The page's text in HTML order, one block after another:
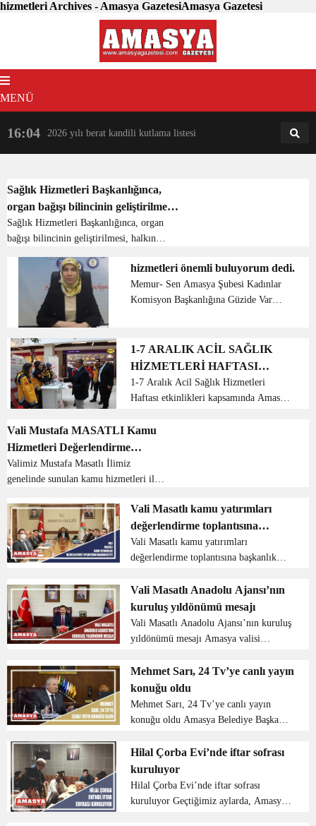
hizmetleri Archives - Amasya GazetesiAmasya Gazetesi
MENÜ
16:04 2026 yılı berat kandili kutlama listesi 18:31
Sağlık Hizmetleri Başkanlığınca,
organ bağışı bilincinin geliştirilmesi,
halkın organ ve doku bağışı
konusunda teşvik edilmesi amacıyla
bilgilendirme eğitimleri verilmeye
devam ediyor.
Sağlık Hizmetleri Başkanlığınca, organ
bağışı bilincinin geliştirilmesi, halkın
edilmesi amacıyla bilgilendirme
eğitimleri verilmeye devam ediyor.
Amasya İl Sağlı...
hizmetleri önemli buluyorum dedi.
Memur- Sen Amasya Şubesi Kadınlar
Komisyon Başkanlığına Güzide Var
katılımıyla 27.03.2023 tarihinde yapılan
toplantıda Amasya Şubesi Memu...
1-7 ARALIK ACİL SAĞLIK
HİZMETLERİ HAFTASI
ETKİNLİKLERİ
1-7 Aralık Acil Sağlık Hizmetleri
Haftası etkinlikleri kapsamında Amasya
açılışını İl Sağlık Müdürü Dr. Dursun
Vali Mustafa MASATLI Kamu
Hizmetleri Değerlendirme
Toplantısına Başkanlık Etti
Valimiz Mustafa Masatlı İlimiz
genelinde sunulan kamu hizmetleri ile
değerlendirmesinin yapıldığı toplantıya
başkanlık etti. Toplantıda ayrıca Vali
Yardımcıları ve İlçe Kayma...
Vali Masatlı kamu yatırımları
değerlendirme toplantısına
başkanlık etti
Vali Masatlı kamu yatırımları
değerlendirme toplantısına başkanlık
genelinde sunulan kamu hizmetleri ile
kamu yatırımlarının genel
değerlendirilmesinin yapıldığı ...
Vali Masatlı Anadolu Ajansı’nın
kuruluş yıldönümü mesajı
Vali Masatlı Anadolu Ajansı’nın kuruluş
yıldönümü mesajı Amasya valisi
kuruluş yıldönümü için bir mesaj
yayımladı vali Masatlı yayımladığı
mesajda şu sözleri kulland...
Mehmet Sarı, 24 Tv’ye canlı yayın
konuğu oldu
Mehmet Sarı, 24 Tv’ye canlı yayın
konuğu oldu Amasya Belediye Başkanı
Aslan’ın sunduğu haber bültenine canlı
yayın konuğu oldu. Ramazan ayının
1’inci gününden bayram...
Hilal Çorba Evi’nde iftar sofrası
kuruluyor
Hilal Çorba Evi’nde iftar sofrası
kuruluyor Geçtiğimiz aylarda, Amasya